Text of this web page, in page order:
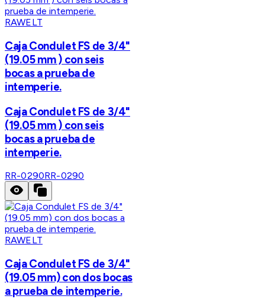
RAWELT
Caja Condulet FS de 3/4"
(19.05 mm ) con seis
bocas a prueba de
intemperie.
Caja Condulet FS de 3/4"
(19.05 mm ) con seis
bocas a prueba de
intemperie.
RR-0290RR-0290
RAWELT
Caja Condulet FS de 3/4"
(19.05 mm) con dos bocas
a prueba de intemperie.